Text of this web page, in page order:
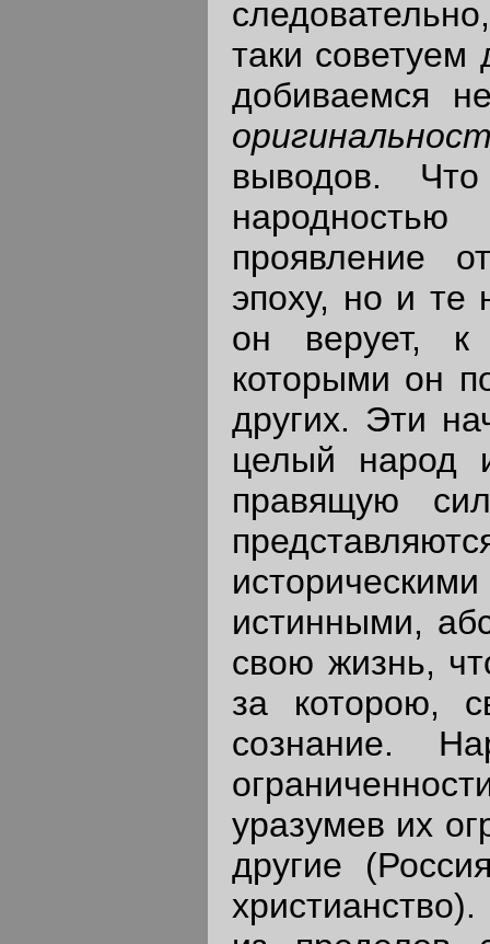
таки
добиваемся
выводов.
проявление
эпоху, но и те
он верует, к
которыми он
других. Эти
целый народ
правящую
истинными,
свою жизнь,
за которою,
сознание.
уразумев их
другие